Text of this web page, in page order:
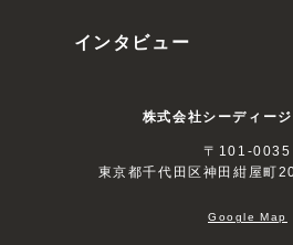
インタビュー
株式会社シーディー
〒101-0035
東京都千代田区神田紺屋町
Google Map